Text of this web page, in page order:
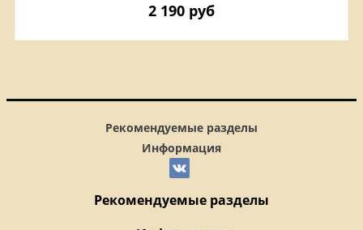
2 190 руб
Рекомендуемые разделы
Информация
Рекомендуемые разделы